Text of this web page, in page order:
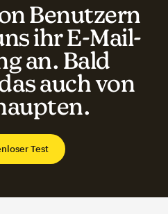
Benutzern
ihr E-Mail-
an. Bald
auch von
Test